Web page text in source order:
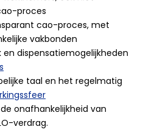
proces
cao-proces, met
vakbonden
dispensatiemogelijkheden
taal en het regelmatig
onafhankelijkheid van
verdrag.